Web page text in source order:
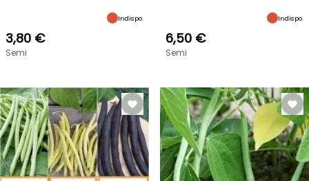
Indispo.
3,80 €
Semi
Indispo.
6,50 €
Semi